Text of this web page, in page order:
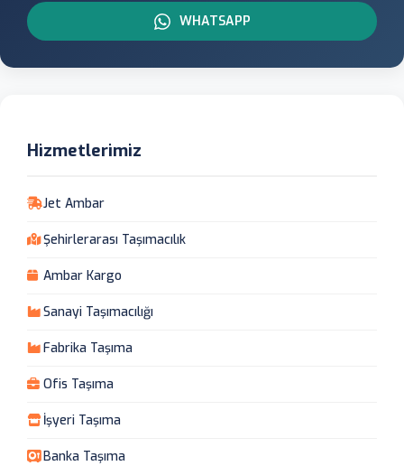
WHATSAPP
Hizmetlerimiz
Jet Ambar
Şehirlerarası Taşımacılık
Ambar Kargo
Sanayi Taşımacılığı
Fabrika Taşıma
Ofis Taşıma
İşyeri Taşıma
Banka Taşıma